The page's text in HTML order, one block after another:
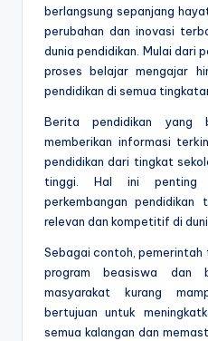
berlangsung sepanjang
perubahan dan inovasi
dunia pendidikan. Mulai dari
proses belajar mengajar
pendidikan di semua
Berita pendidikan
memberikan informasi
pendidikan dari tingkat
tinggi. Hal ini penting
perkembangan
relevan dan kompetitif di
Sebagai contoh, pemerintah
program beasiswa dan
masyarakat kurang
bertujuan untuk
semua kalangan dan